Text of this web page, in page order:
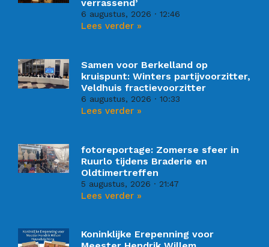
verrassend’
6 augustus, 2026 12:46
Lees verder »
Samen voor Berkelland op
kruispunt: Winters partijvoorzitter,
Veldhuis fractievoorzitter
6 augustus, 2026 10:33
Lees verder »
fotoreportage: Zomerse sfeer in
Ruurlo tijdens Braderie en
Oldtimertreffen
5 augustus, 2026 21:47
Lees verder »
Koninklijke Erepenning voor